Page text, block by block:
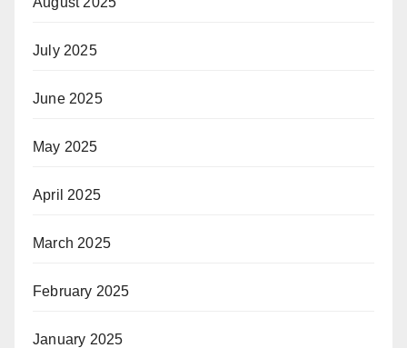
July 2025
June 2025
May 2025
April 2025
March 2025
February 2025
January 2025